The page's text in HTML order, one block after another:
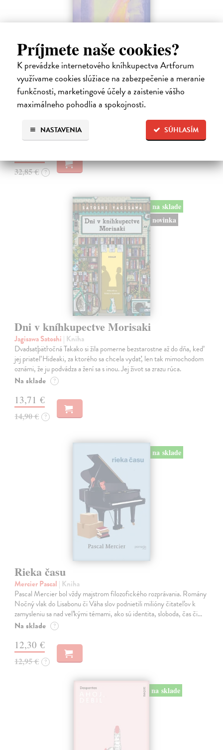
Príjmete naše cookies?
K prevádzke internetového kníhkupectva Artforum
využívame cookies slúžiace na zabezpečenie a meranie
funkčnosti, marketingové účely a zaistenie vášho
maximálneho pohodlia a spokojnosti.
SÚHLASÍM
NASTAVENIA
Město a jeho nejisté zdi
Murakami Haruki| Kniha
Ty jsi to byla, kdo mi vyprávěl o tom městě. Město a jeho nejisté zdi –
dlouho očekávaný román Harukiho Murakamiho volně navazuje na
Na sklade
32,85 € ?
na sklade
novinka
Dni v kníhkupectve Morisaki
Jagisawa Satoshi | Kniha
Dvadsaťpäťročná Takako si žila pomerne bezstarostne až do dňa, keď
jej priateľ Hideaki, za ktorého sa chcela vydať, len tak mimochodom
oznámi, že ju podvádza a žení sa s inou. Jej život sa zrazu rúca.
Na sklade ?
13,71 €
14,90 € ?
na sklade
Rieka času
Mercier Pascal | Kniha
Pascal Mercier bol vždy majstrom filozofického rozprávania. Romány
Nočný vlak do Lisabonu či Váha slov podnietili milióny čitateľov k
zamysleniu sa nad veľkými témami, ako sú identita, sloboda, čas či…
Na sklade ?
12,30 €
12,95 € ?
na sklade